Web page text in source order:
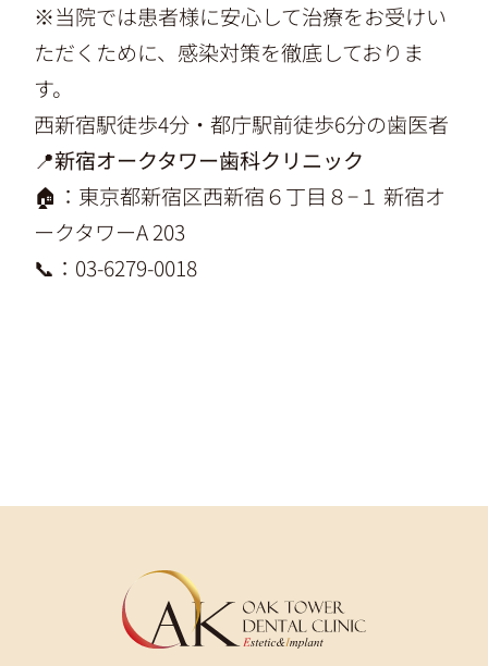
※当院では患者様に安心して治療をお受けい
ただくために、感染対策を徹底しておりま
す。
西新宿駅徒歩4分・都庁駅前徒歩6分の歯医者
📍新宿オークタワー歯科クリニック
🏠：東京都新宿区西新宿６丁目８−１ 新宿オ
ークタワーA 203
📞：03-6279-0018